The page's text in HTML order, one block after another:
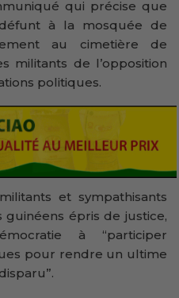
qui précise que
à la mosquée de
au cimetière de
militants de l’opposition
politiques.
et sympathisants
guinéens épris de justice,
à “participer
pour rendre un ultime